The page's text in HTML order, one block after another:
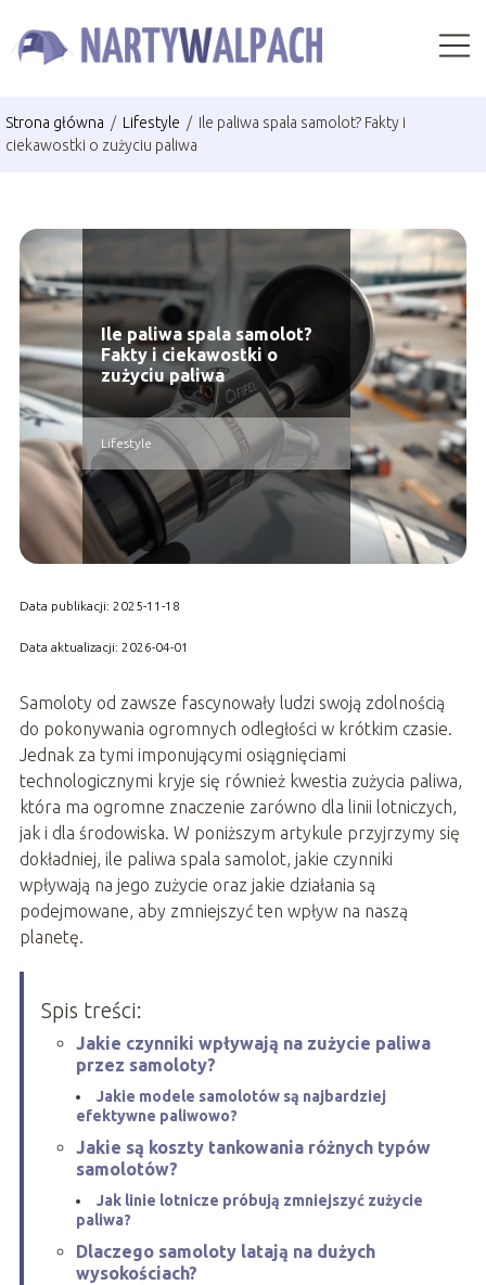
Strona główna / Lifestyle / Ile paliwa spala samolot? Fakty i
ciekawostki o zużyciu paliwa
Ile paliwa spala samolot?
Fakty i ciekawostki o
zużyciu paliwa
Lifestyle
Data publikacji: 2025-11-18
Data aktualizacji: 2026-04-01
Samoloty od zawsze fascynowały ludzi swoją zdolnością
do pokonywania ogromnych odległości w krótkim czasie.
Jednak za tymi imponującymi osiągnięciami
technologicznymi kryje się również kwestia zużycia paliwa,
która ma ogromne znaczenie zarówno dla linii lotniczych,
jak i dla środowiska. W poniższym artykule przyjrzymy się
dokładniej, ile paliwa spala samolot, jakie czynniki
wpływają na jego zużycie oraz jakie działania są
podejmowane, aby zmniejszyć ten wpływ na naszą
planetę.
Spis treści:
Jakie czynniki wpływają na zużycie paliwa
przez samoloty?
Jakie modele samolotów są najbardziej
efektywne paliwowo?
Jakie są koszty tankowania różnych typów
samolotów?
Jak linie lotnicze próbują zmniejszyć zużycie
paliwa?
Dlaczego samoloty latają na dużych
wysokościach?